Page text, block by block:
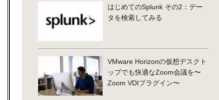
はじめてのSplunk その2：デー
タを検索してみる
VMware Horizonの仮想デスクト
ップでも快適なZoom会議を〜
Zoom VDIプラグイン〜